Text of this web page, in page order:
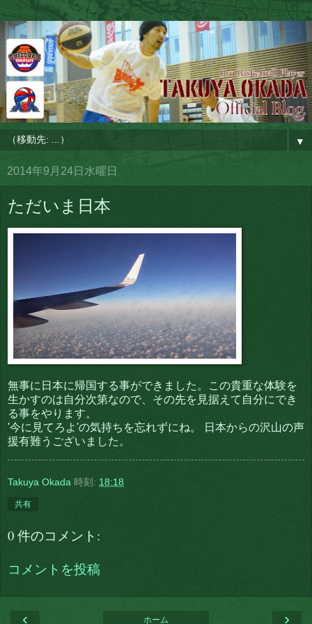
▼
2014年9月24日水曜日
ただいま日本
無事に日本に帰国する事ができました。この貴重な体験を
生かすのは自分次第なので、その先を見据えて自分にでき
る事をやります。
'今に見てろよ'の気持ちを忘れずにね。 日本からの沢山の声
援有難うございました。
Takuya Okada 時刻: 18:18
共有
0 件のコメント:
コメントを投稿
‹ ›
ホーム